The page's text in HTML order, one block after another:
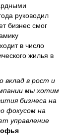
руководил
бизнес смог
в число
жилья в
вклад в рост и
мы хотим
бизнеса на
фокусом на
управление